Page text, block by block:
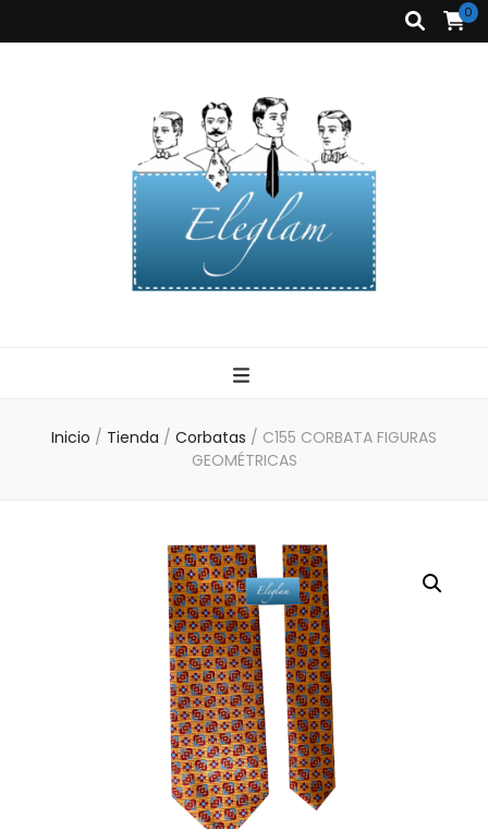
0
Eleglam
Inicio / Tienda / Corbatas / C155 CORBATA FIGURAS
GEOMÉTRICAS